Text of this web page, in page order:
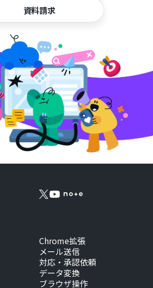
資料請求
Chrome拡張
メール送信
対応・承認依頼
データ変換
ブラウザ操作